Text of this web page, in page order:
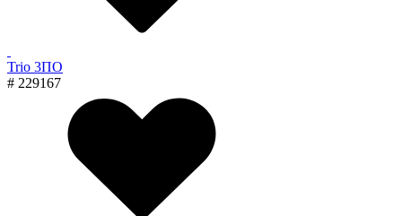
Trio 3ПО
# 229167